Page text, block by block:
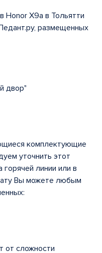
Honor X9a в Тольятти
размещенных
двор"
комплектующие
уточнить этот
горячей линии или в
Вы можете любым
от сложности